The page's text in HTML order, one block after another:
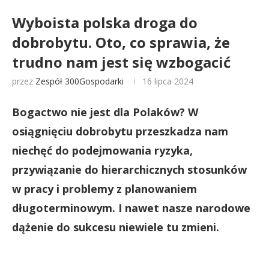
Wyboista polska droga do
dobrobytu. Oto, co sprawia, że
trudno nam jest się wzbogacić
przez Zespół 300Gospodarki 16 lipca 2024
Bogactwo nie jest dla Polaków? W
osiągnięciu dobrobytu przeszkadza nam
niechęć do podejmowania ryzyka,
przywiązanie do hierarchicznych stosunków
w pracy i problemy z planowaniem
długoterminowym. I nawet nasze narodowe
dążenie do sukcesu niewiele tu zmieni.